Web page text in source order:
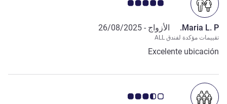
ملاحظة أراء العملاء 5.0/5
Maria L. P. الأزواج - 26/08/2025
تقييمات مؤكدة لفندق ALL
Excelente ubicación
ملاحظة أراء العملاء 3.5/5